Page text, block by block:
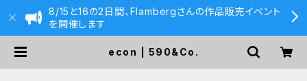
8/15と16の2日間、Flambergさんの作品販売イベント
を開催します
econ | 590&Co.